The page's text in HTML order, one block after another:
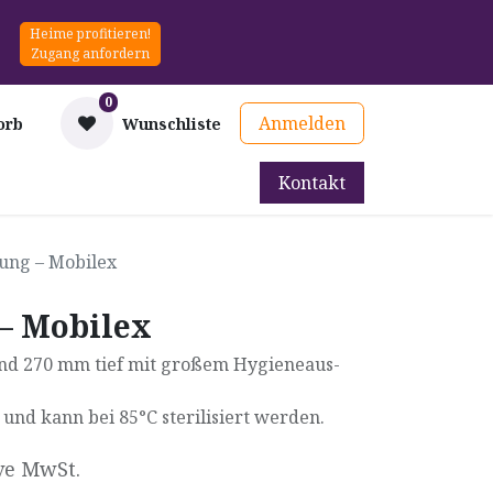
Heime profitieren!
Zugang anfordern
0
Wunschliste Anmelden
Mieten
Kontakt
– Mobilex
Mobilex
270 mm tief mit großem Hygiene­aus­
kann bei 85°C sterili­siert werden.
MwSt.